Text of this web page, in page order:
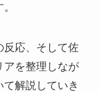
反応、そして佐
アを整理しなが
解説していき